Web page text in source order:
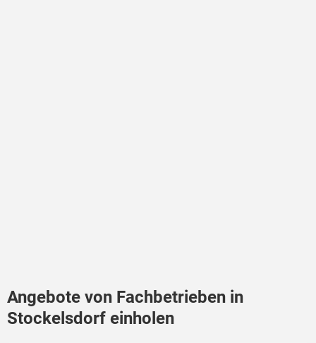
Angebote von Fachbetrieben in
Stockelsdorf einholen